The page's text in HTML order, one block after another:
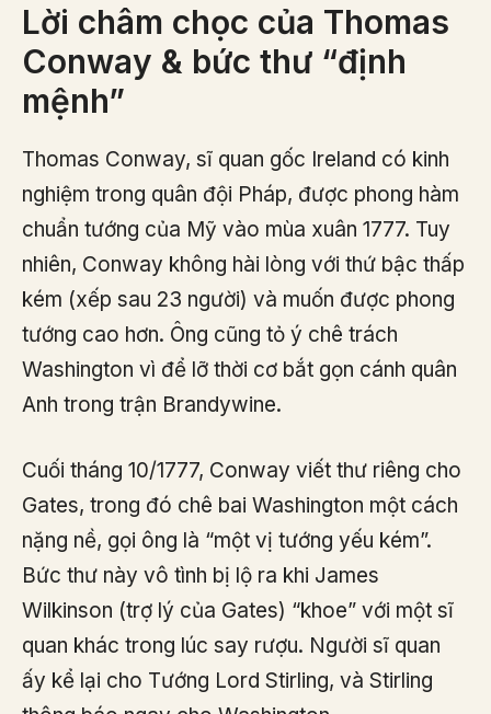
Lời châm chọc của Thomas
Conway & bức thư “định
mệnh”
Thomas Conway, sĩ quan gốc Ireland có kinh
nghiệm trong quân đội Pháp, được phong hàm
chuẩn tướng của Mỹ vào mùa xuân 1777. Tuy
nhiên, Conway không hài lòng với thứ bậc thấp
kém (xếp sau 23 người) và muốn được phong
tướng cao hơn. Ông cũng tỏ ý chê trách
Washington vì để lỡ thời cơ bắt gọn cánh quân
Anh trong trận Brandywine.
Cuối tháng 10/1777, Conway viết thư riêng cho
Gates, trong đó chê bai Washington một cách
nặng nề, gọi ông là “một vị tướng yếu kém”.
Bức thư này vô tình bị lộ ra khi James
Wilkinson (trợ lý của Gates) “khoe” với một sĩ
quan khác trong lúc say rượu. Người sĩ quan
ấy kể lại cho Tướng Lord Stirling, và Stirling